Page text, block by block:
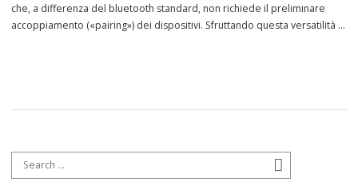
che, a differenza del bluetooth standard, non richiede il preliminare
accoppiamento («pairing») dei dispositivi. Sfruttando questa versatilità e
Search for: